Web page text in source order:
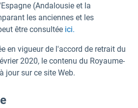
(Andalousie et la
les anciennes et les
être consultée ici.
en vigueur de l'accord de retrait du
2020, le contenu du Royaume-
jour sur ce site Web.